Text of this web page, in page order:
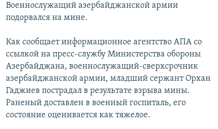
поиску
НАГОРНЫЙ КАРАБАХ
КУЛЬТУРА
СПОРТ
АРХИВ
Հայերեն
English
Русский
Военнослужащий азербайджанской армии
подорвался на мине.
Как сообщает информационное агентство АПА со
ссылкой на пресс-службу Министерства обороны
Азербайджана, военнослужащий-сверхсрочник
азербайджанской армии, младший сержант Орхан
Гаджиев пострадал в результате взрыва мины.
Раненый доставлен в военный госпиталь, его
состояние оценивается как тяжелое.